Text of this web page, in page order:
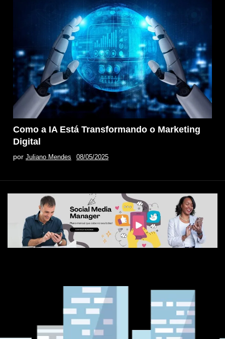
Como a IA Está Transformando o Marketing
Digital
por Juliano Mendes 08/05/2025